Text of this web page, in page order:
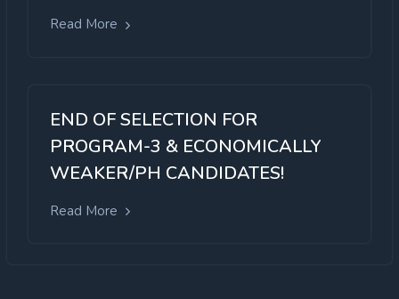
Read More
END OF SELECTION FOR
PROGRAM-3 & ECONOMICALLY
WEAKER/PH CANDIDATES!
Read More